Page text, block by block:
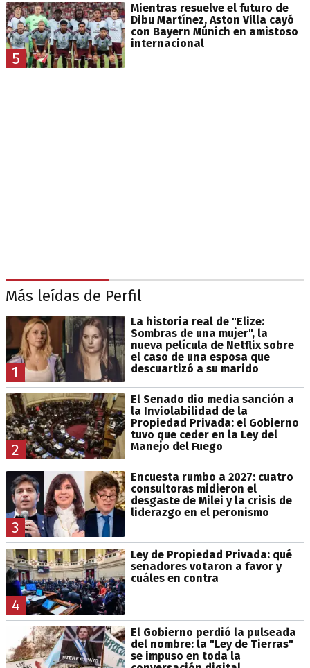
5
Mientras resuelve el futuro de
Dibu Martínez, Aston Villa cayó
con Bayern Múnich en amistoso
internacional
Más leídas de Perfil
1
La historia real de "Elize:
Sombras de una mujer", la
nueva película de Netflix sobre
el caso de una esposa que
descuartizó a su marido
2
El Senado dio media sanción a
la Inviolabilidad de la
Propiedad Privada: el Gobierno
tuvo que ceder en la Ley del
Manejo del Fuego
3
Encuesta rumbo a 2027: cuatro
consultoras midieron el
desgaste de Milei y la crisis de
liderazgo en el peronismo
4
Ley de Propiedad Privada: qué
senadores votaron a favor y
cuáles en contra
El Gobierno perdió la pulseada
del nombre: la "Ley de Tierras"
se impuso en toda la